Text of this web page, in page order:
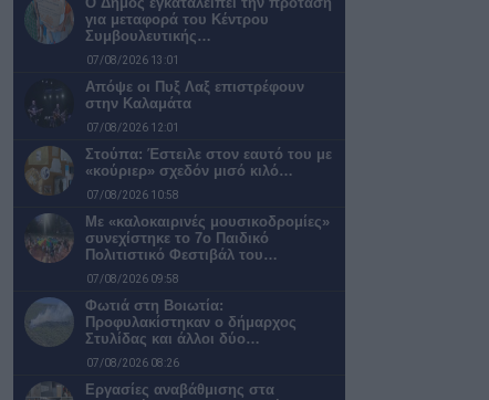
για μεταφορά του Κέντρου
Συμβουλευτικής…
07/08/2026 13:01
Απόψε οι Πυξ Λαξ επιστρέφουν
στην Καλαμάτα
07/08/2026 12:01
Στούπα: Έστειλε στον εαυτό του με
«κούριερ» σχεδόν μισό κιλό…
07/08/2026 10:58
Με «καλοκαιρινές μουσικοδρομίες»
συνεχίστηκε το 7ο Παιδικό
Πολιτιστικό Φεστιβάλ του…
07/08/2026 09:58
Φωτιά στη Βοιωτία:
Προφυλακίστηκαν ο δήμαρχος
Στυλίδας και άλλοι δύο…
07/08/2026 08:26
Εργασίες αναβάθμισης στα